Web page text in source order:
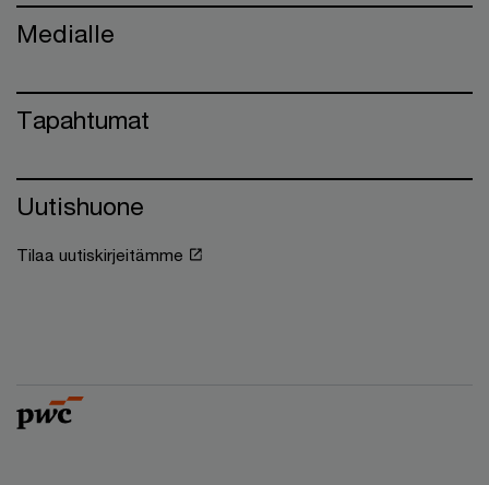
Medialle
Tapahtumat
Uutishuone
Tilaa uutiskirjeitämme